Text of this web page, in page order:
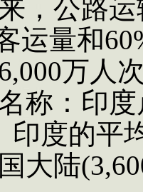
，公路
运量和
万人
称：印度
印度的平
大陆